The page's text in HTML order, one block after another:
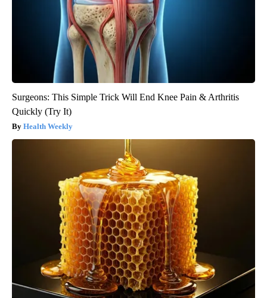
Surgeons: This Simple Trick Will End Knee Pain & Arthritis
Quickly (Try It)
Health Weekly